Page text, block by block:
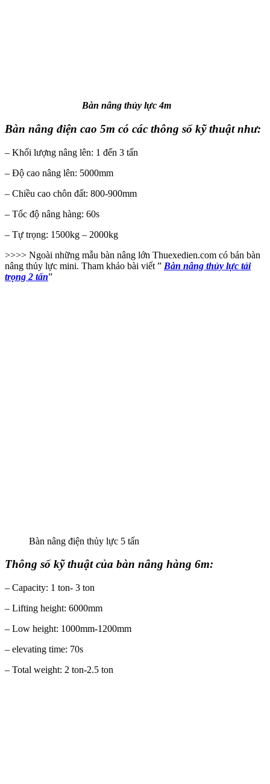
Bàn nâng thủy lực 4m
Bàn nâng điện cao 5m có các thông số kỹ thuật như:
– Khối lượng nâng lên: 1 đến 3 tấn
– Độ cao nâng lên: 5000mm
– Chiều cao chôn đất: 800-900mm
– Tốc độ nâng hàng: 60s
– Tự trọng: 1500kg – 2000kg
>>>> Ngoài những mẫu bàn nâng lớn Thuexedien.com có bán bàn
nâng thủy lực mini. Tham khảo bài viết ” Bàn nâng thủy lực tải
trọng 2 tấn”
Bàn nâng điện thủy lực 5 tấn
Thông số kỹ thuật của bàn nâng hàng 6m:
– Capacity: 1 ton- 3 ton
– Lifting height: 6000mm
– Low height: 1000mm-1200mm
– elevating time: 70s
– Total weight: 2 ton-2.5 ton